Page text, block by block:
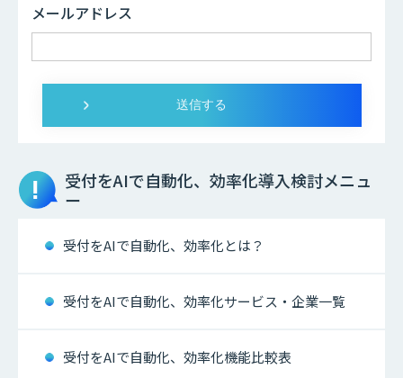
メールアドレス
受付をAIで自動化、効率化導入検討メニュ
ー
受付をAIで自動化、効率化とは？
受付をAIで自動化、効率化サービス・企業一覧
受付をAIで自動化、効率化機能比較表